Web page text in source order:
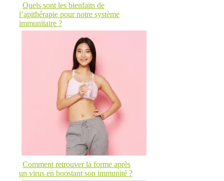
Quels sont les bienfaits de
l’apithérapie pour notre système
immunitaire ?
Comment retrouver la forme après
un virus en boostant son immunité ?